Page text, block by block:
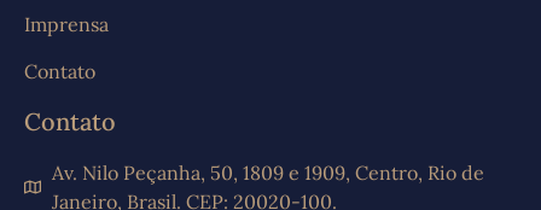
Imprensa
Contato
Contato
Av. Nilo Peçanha, 50, 1809 e 1909, Centro, Rio de
Janeiro, Brasil. CEP: 20020-100.